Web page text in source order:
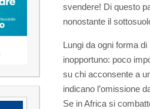
svendere! Di questo
nonostante il
Lungi da ogni forma
inopportuno: poco
su chi acconsente a
indicano l’omissione
Se in Africa si